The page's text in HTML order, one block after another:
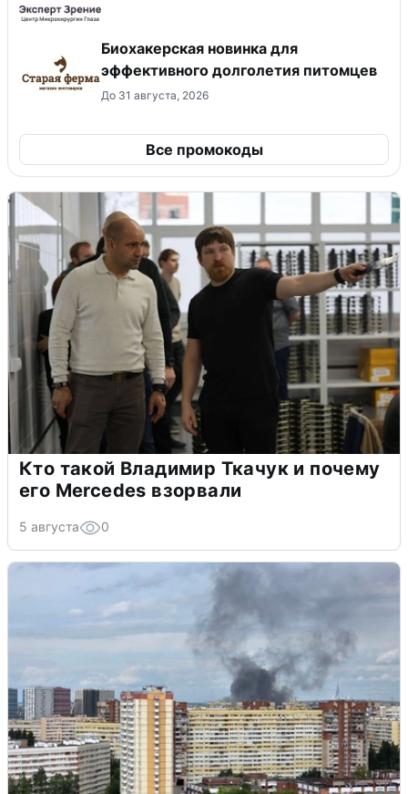
Биохакерская новинка для
эффективного долголетия питомцев
До 31 августа, 2026
Все промокоды
Кто такой Владимир Ткачук и почему
его Mercedes взорвали
5 августа 0